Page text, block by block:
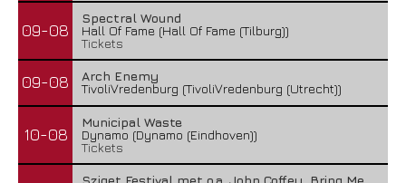
09-08
Spectral Wound
Hall Of Fame (Hall Of Fame (Tilburg))
Tickets
09-08
Arch Enemy
TivoliVredenburg (TivoliVredenburg (Utrecht))
10-08
Municipal Waste
Dynamo (Dynamo (Eindhoven))
Tickets
Sziget Festival met o.a. John Coffey, Bring Me